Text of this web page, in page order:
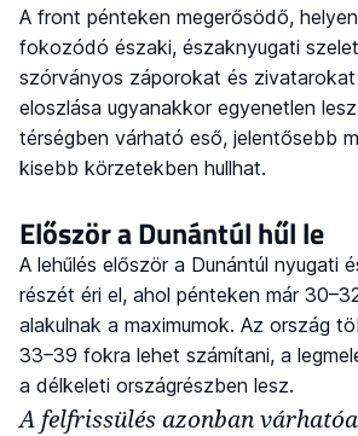
A front pénteken megerősödő,
fokozódó északi, északnyugati
szórványos záporokat és
eloszlása ugyanakkor egyenetlen
térségben várható eső, jelentősebb
kisebb körzetekben hullhat.
Először a Dunántúl hűl le
A lehűlés először a Dunántúl nyugati
részét éri el, ahol pénteken már
alakulnak a maximumok. Az ország
33–39 fokra lehet számítani, a
a délkeleti országrészben lesz.
A felfrissülés azonban